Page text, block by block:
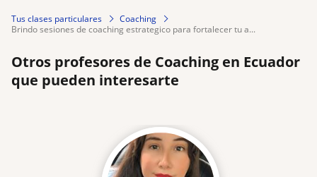
Tus clases particulares
Coaching
brindo sesiones de coaching estrategico para fortalecer tu a...
Otros profesores de Coaching en Ecuador
que pueden interesarte